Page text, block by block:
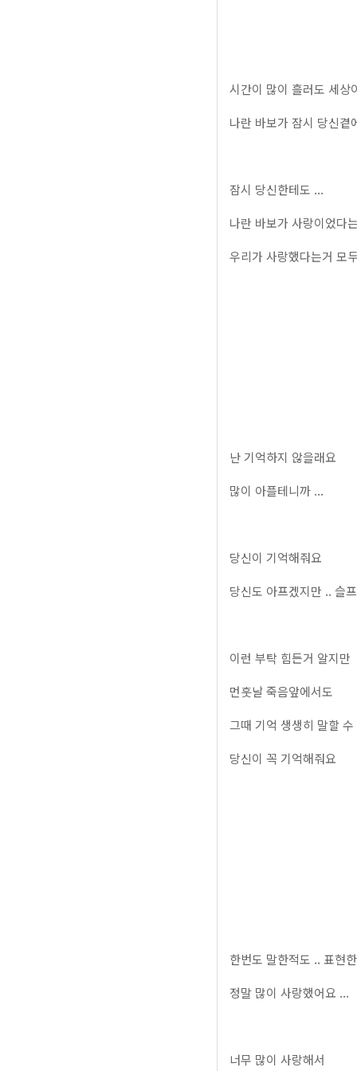
시간이 많이 흘러도 세상
나란 바보가 잠시 당신곁
잠시 당신한테도 ...
나란 바보가 사랑이었다
우리가 사랑했다는거 모
난 기억하지 않을래요
많이 아플테니까 ...
당신이 기억해줘요
당신도 아프겠지만 .. 슬
이런 부탁 힘든거 알지만
먼훗날 죽음앞에서도
그때 기억 생생히 말할
당신이 꼭 기억해줘요
한번도 말한적도 .. 표현
정말 많이 사랑했어요 ...
너무 많이 사랑해서